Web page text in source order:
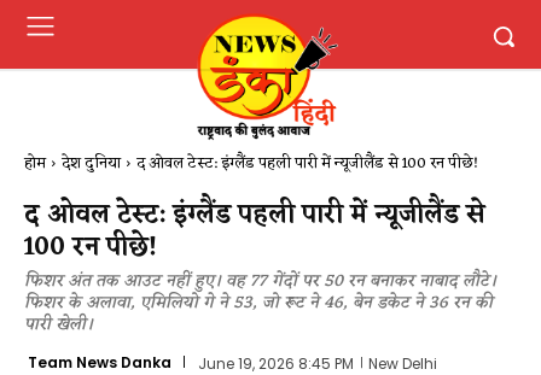
होम देश दुनिया द ओवल टेस्ट: इंग्लैंड पहली पारी में न्यूजीलैंड से 100 रन पीछे!
द ओवल टेस्ट: इंग्लैंड पहली पारी में न्यूजीलैंड से
100 रन पीछे!
फिशर अंत तक आउट नहीं हुए। वह 77 गेंदों पर 50 रन बनाकर नाबाद लौटे।
फिशर के अलावा, एमिलियो गे ने 53, जो रूट ने 46, बेन डकेट ने 36 रन की
पारी खेली।
Team News Danka June 19, 2026 8:45 PM New Delhi